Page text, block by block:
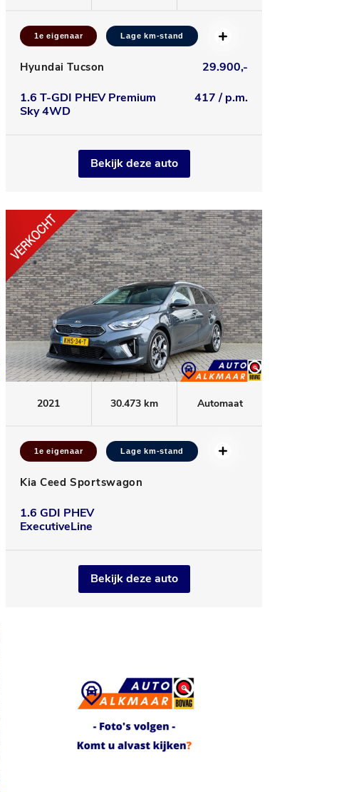
1e eigenaar Lage km-stand
Hyundai Tucson
29.900,-
1.6 T-GDI PHEV Premium
Sky 4WD
417 / p.m.
Bekijk deze auto
2021 30.473 km Automaat
1e eigenaar Lage km-stand
Kia Ceed Sportswagon
1.6 GDI PHEV
ExecutiveLine
Bekijk deze auto